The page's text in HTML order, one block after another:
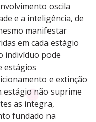
oscila
e a inteligência, de
manifestar
em cada estágio
indivíduo pode
estágios
e extinção
estágio não suprime
as integra,
fundado na